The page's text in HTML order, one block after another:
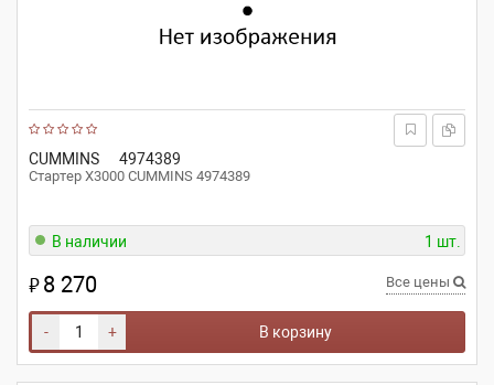
CUMMINS 4974389
Стартер X3000 CUMMINS 4974389
В наличии 1 шт.
₽8 270 Все цены
- + В корзину